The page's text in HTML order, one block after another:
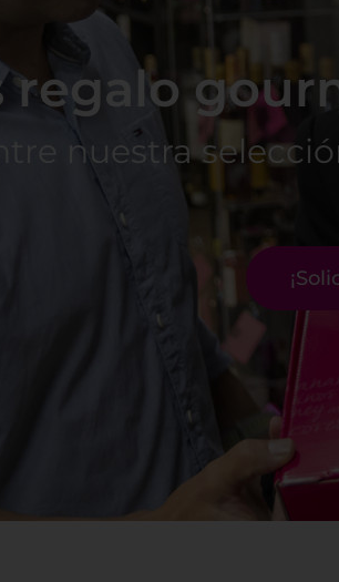
regalo
nuestra